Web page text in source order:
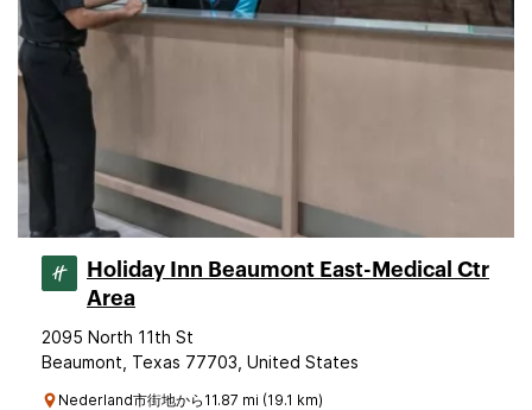
Holiday Inn Beaumont East-Medical Ctr
Area
2095 North 11th St
Beaumont, Texas 77703, United States
Nederland市街地から11.87 mi (19.1 km)